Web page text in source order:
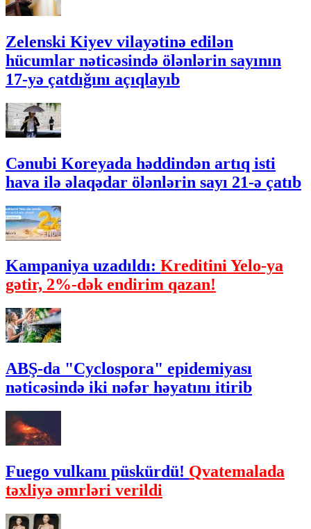
Zelenski Kiyev vilayətinə edilən
hücumlar nəticəsində ölənlərin sayının
17-yə çatdığını açıqlayıb
Cənubi Koreyada həddindən artıq isti
hava ilə əlaqədar ölənlərin sayı 21-ə çatıb
Kampaniya uzadıldı: Kreditini Yelo-ya
gətir, 2%-dək endirim qazan!
ABŞ-da "Cyclospora" epidemiyası
nəticəsində iki nəfər həyatını itirib
Fuego vulkanı püskürdü! Qvatemalada
təxliyə əmrləri verildi